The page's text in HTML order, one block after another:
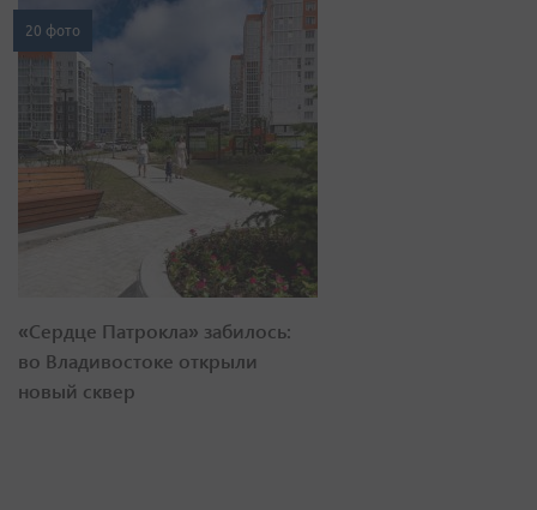
20 фото
«Сердце Патрокла» забилось:
во Владивостоке открыли
новый сквер